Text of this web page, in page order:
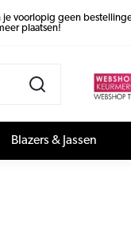
je voorlopig geen
plaatsen!
Blazers & Jassen